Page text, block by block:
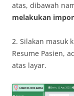
atas, dibawah
melakukan
2. Silakan masuk
Resume Pasien,
atas layar.